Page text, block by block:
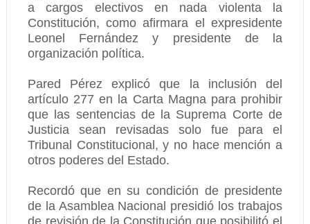
a cargos electivos en nada violenta la
Constitución, como afirmara el expresidente
Leonel Fernández y presidente de la
organización política.
Pared Pérez explicó que la inclusión del
artículo 277 en la Carta Magna para prohibir
que las sentencias de la Suprema Corte de
Justicia sean revisadas solo fue para el
Tribunal Constitucional, y no hace mención a
otros poderes del Estado.
Recordó que en su condición de presidente
de la Asamblea Nacional presidió los trabajos
de revisión de la Constitución que posibilitó el